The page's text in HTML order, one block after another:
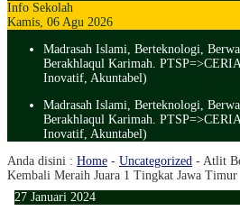
Info Sekolah
Kamis, 06 Agu 2026
Madrasah Islami, Berteknologi,
Berakhlaqul Karimah.
Inovatif, Akuntabel)
Madrasah Islami, Berteknologi,
Berakhlaqul Karimah.
Inovatif, Akuntabel)
Anda disini : Home - Uncategorized - Atlit
Kembali Meraih Juara 1 Tingkat Jawa Timur
27 Januari 2024